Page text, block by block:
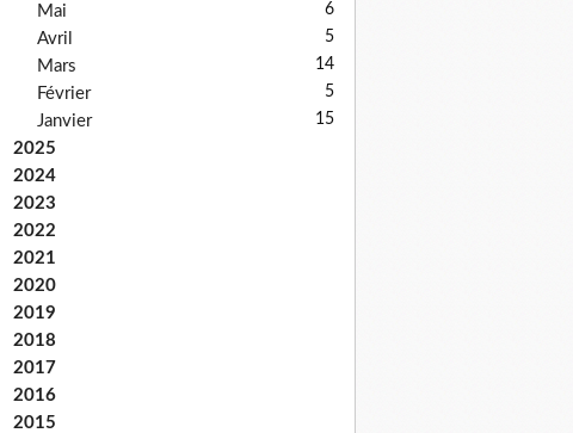
Mai 6
Avril 5
Mars 14
Février 5
Janvier 15
2025
2024
2023
2022
2021
2020
2019
2018
2017
2016
2015